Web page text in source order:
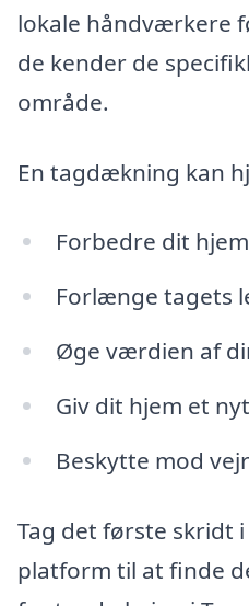
lokale håndværkere
de kender de
område.
En tagdækning kan
Forbedre dit
Forlænge tagets
Øge værdien af
Giv dit hjem et
Beskytte mod
Tag det første skridt
platform til at finde